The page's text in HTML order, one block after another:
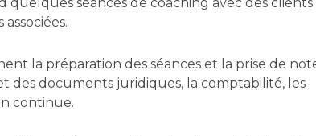
la préparation des séances et la prise de
des documents juridiques, la comptabilité, les
continue.